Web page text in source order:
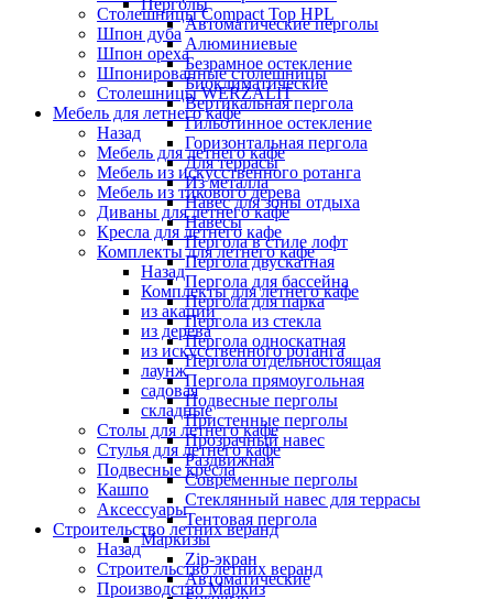
Перголы
Автоматические перголы
Алюминиевые
Безрамное остекление
Биоклиматические
Вертикальная пергола
Гильотинное остекление
Горизонтальная пергола
Для террасы
Из металла
Навес для зоны отдыха
Навесы
Пергола в стиле лофт
Пергола двускатная
Пергола для бассейна
Пергола для парка
Пергола из стекла
Пергола односкатная
Пергола отдельностоящая
Пергола прямоугольная
Подвесные перголы
Пристенные перголы
Прозрачный навес
Раздвижная
Современные перголы
Стеклянный навес для террасы
Тентовая пергола
Маркизы
Zip-экран
Автоматические
Столешницы Сompact Top HPL
Шпон дуба
Шпон ореха
Шпонированные столешницы
Столешницы WERZALIT
Мебель для летнего кафе
Назад
Мебель для летнего кафе
Мебель из искусственного ротанга
Мебель из тикового дерева
Диваны для летнего кафе
Кресла для летнего кафе
Комплекты для летнего кафе
Назад
Комплекты для летнего кафе
из акации
из дерева
из искусственного ротанга
лаунж
садовая
складные
Столы для летнего кафе
Стулья для летнего кафе
Подвесные кресла
Кашпо
Аксессуары
Строительство летних веранд
Назад
Строительство летних веранд
Производство Маркиз